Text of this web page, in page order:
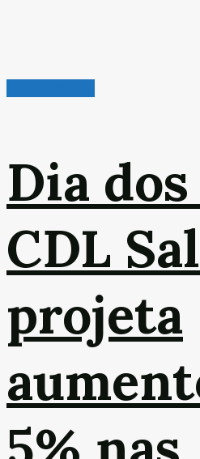
Dia
CDL
projeta